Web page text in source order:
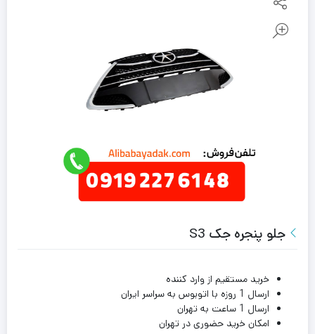
جلو پنجره جک S3
خرید مستقیم از وارد کننده
ارسال 1 روزه با اتوبوس به سراسر ایران
ارسال 1 ساعت به تهران
امکان خرید حضوری در تهران